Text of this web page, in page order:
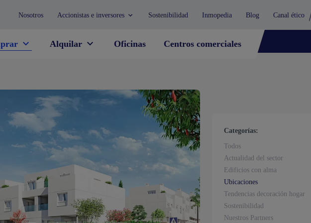
Nosotros Accionistas e inversores Sostenibilidad Inmopedia Blog Canal ético
Alquilar Oficinas Centros comerciales
Categorías:
Todos
Actualidad del sector
Edificios con alma
Ubicaciones
Tendencias decoración hogar
Sostenibilidad
Nuestros Partners